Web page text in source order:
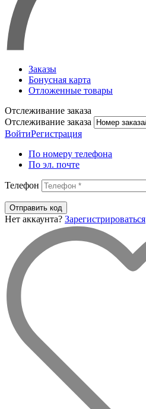
Заказы
Бонусная карта
Отложенные товары
Отслеживание заказа
Отслеживание заказа
ВойтиРегистрация
По номеру телефона
По эл. почте
Телефон
Отправить код
Нет аккаунта? Зарегистрироваться